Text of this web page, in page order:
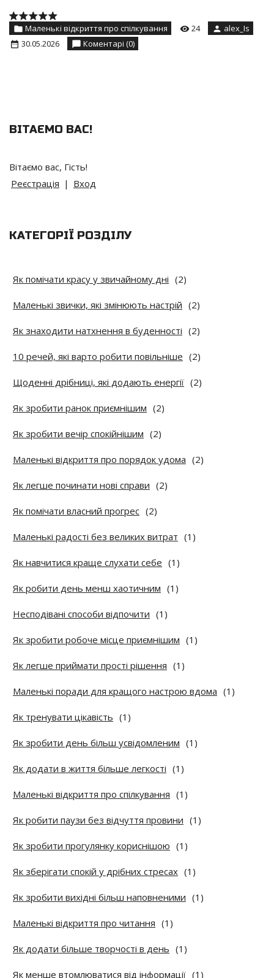
Маленькі відкриття про спілкування 24
alex_Is
30.05.2026
Коментарі (0)
ВІТАЄМО ВАС!
Вітаємо вас, Гість!
Реєстрація | Вход
КАТЕГОРІЇ РОЗДІЛУ
Як помічати красу у звичайному дні (2)
Маленькі звички, які змінюють настрій (2)
Як знаходити натхнення в буденності (2)
10 речей, які варто робити повільніше (2)
Щоденні дрібниці, які додають енергії (2)
Як зробити ранок приємнішим (2)
Як зробити вечір спокійнішим (2)
Маленькі відкриття про порядок удома (2)
Як легше починати нові справи (2)
Як помічати власний прогрес (2)
Маленькі радості без великих витрат (1)
Як навчитися краще слухати себе (1)
Як робити день менш хаотичним (1)
Несподівані способи відпочити (1)
Як зробити робоче місце приємнішим (1)
Як легше приймати прості рішення (1)
Маленькі поради для кращого настрою вдома (1)
Як тренувати цікавість (1)
Як зробити день більш усвідомленим (1)
Як додати в життя більше легкості (1)
Маленькі відкриття про спілкування (1)
Як робити паузи без відчуття провини (1)
Як зробити прогулянку кориснішою (1)
Як зберігати спокій у дрібних стресах (1)
Як зробити вихідні більш наповненими (1)
Маленькі відкриття про читання (1)
Як додати більше творчості в день (1)
Як менше втомлюватися від інформації (1)